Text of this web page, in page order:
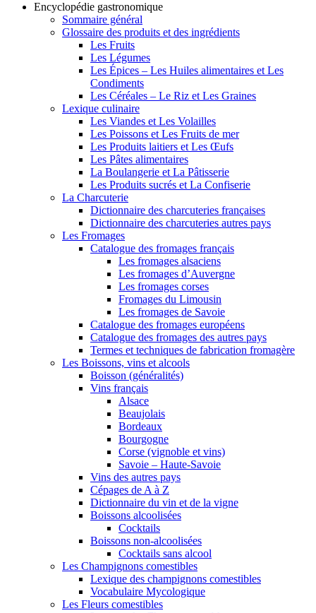
Encyclopédie gastronomique
Sommaire général
Glossaire des produits et des ingrédients
Les Fruits
Les Légumes
Les Épices – Les Huiles alimentaires et Les
Condiments
Les Céréales – Le Riz et Les Graines
Lexique culinaire
Les Viandes et Les Volailles
Les Poissons et Les Fruits de mer
Les Produits laitiers et Les Œufs
Les Pâtes alimentaires
La Boulangerie et La Pâtisserie
Les Produits sucrés et La Confiserie
La Charcuterie
Dictionnaire des charcuteries françaises
Dictionnaire des charcuteries autres pays
Les Fromages
Catalogue des fromages français
Les fromages alsaciens
Les fromages d’Auvergne
Les fromages corses
Fromages du Limousin
Les fromages de Savoie
Catalogue des fromages européens
Catalogue des fromages des autres pays
Termes et techniques de fabrication fromagère
Les Boissons, vins et alcools
Boisson (généralités)
Vins français
Alsace
Beaujolais
Bordeaux
Bourgogne
Corse (vignoble et vins)
Savoie – Haute-Savoie
Vins des autres pays
Cépages de A à Z
Dictionnaire du vin et de la vigne
Boissons alcoolisées
Cocktails
Boissons non-alcoolisées
Cocktails sans alcool
Les Champignons comestibles
Lexique des champignons comestibles
Vocabulaire Mycologique
Les Fleurs comestibles